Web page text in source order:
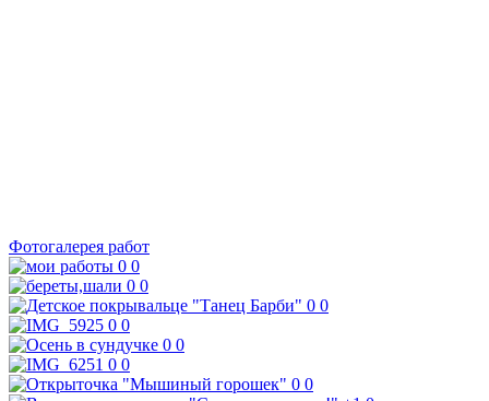
Фотогалерея работ
0 0
0 0
0 0
0 0
0 0
0 0
0 0